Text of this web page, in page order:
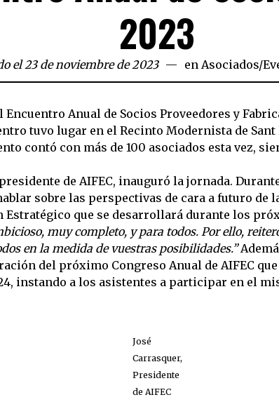
2023
el 23 de noviembre de 2023 en Asociados/
Encuentro Anual de Socios Proveedores y
tuvo lugar en el Recinto Modernista de Sant
contó con más de 100 asociados esta vez,
de AIFEC, inauguró la jornada.
sobre las perspectivas de cara a futuro de
Estratégico que se desarrollará durante los
muy completo, y para todos. Por ello,
en la medida de vuestras posibilidades.”
del próximo Congreso Anual de AIFEC que
instando a los asistentes a participar en el
José
Carrasquer,
Presidente
de AIFEC